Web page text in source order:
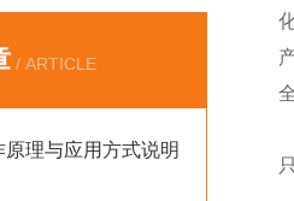
/ ARTICLE
理与应用方式说明